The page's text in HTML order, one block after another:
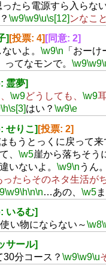
たら電源すら入らない
\w9\w9\u\s[12] ンなこ
] [投票: 4] [同意: 2]
いよ。 \w9\n 「おーけ
てなモンで。 \w9\w9
霊夢]
\w9どうしても、 \w9
\h\s[3] はい？ \w9\e
せりこ] [投票: 2]
もうとっくに戻って来
、 \w5崖から落ちそう
いないよ。 \w9\n うん。
ったらそのネタ生活が
\w9\h\n\n…あの、 \w5
いるむ]
い物にならない～\w8
サール]
分コース？ \w9\w9\u